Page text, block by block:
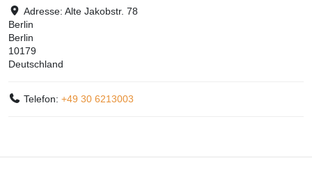
Adresse:Alte Jakobstr. 78
Berlin
Berlin
10179
Deutschland
Telefon:+49 30 6213003